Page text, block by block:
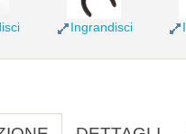
Ingrandisci